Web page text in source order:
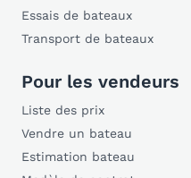
Essais de bateaux
Transport de bateaux
Pour les vendeurs
Liste des prix
Vendre un bateau
Estimation bateau